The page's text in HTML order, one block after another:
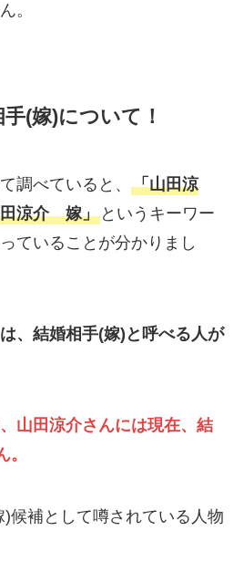
。
(嫁)について！
調べていると、 「山田涼
涼介 嫁」というキーワー
ていることが分かりまし
、結婚相手(嫁)と呼べる人が
山田涼介さんには現在、結
候補として噂されている人物